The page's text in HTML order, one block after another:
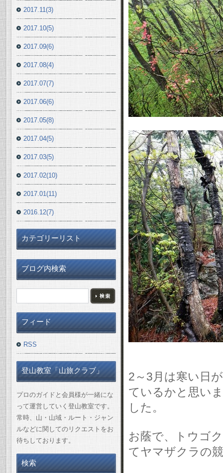
2～3月は寒い日
ているかと思い
した。
お蔭で、トウゴ
てヤマザクラの
2017.11(3)
2017.10(5)
2017.09(6)
2017.08(4)
2017.07(7)
2017.06(6)
2017.05(8)
2017.04(5)
2017.03(5)
2017.02(10)
2017.01(11)
2016.12(7)
カテゴリーリスト
ブログ内検索
フィード
RSS
登山教室「山旅クラブ」
プロのガイドと会員様が一緒にな
って運営していく登山教室です。
常時、山・山域・ルート・ジャン
ルなどに関してのリクエストをお
待ちしております。
検索